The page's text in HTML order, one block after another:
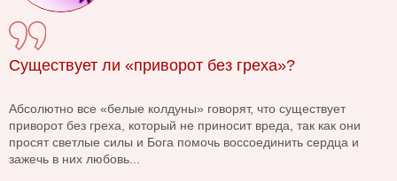
Существует ли «приворот без греха»?
Абсолютно все «белые колдуны» говорят, что существует
приворот без греха, который не приносит вреда, так как они
просят светлые силы и Бога помочь воссоединить сердца и
зажечь в них любовь...